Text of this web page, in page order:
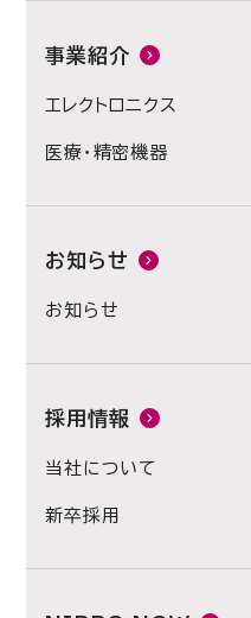
事業紹介
エレクトロニクス
医療・精密機器
お知らせ
お知らせ
採用情報
当社について
新卒採用